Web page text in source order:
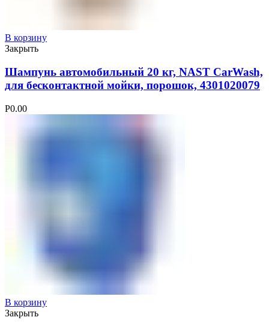
В корзину
Закрыть
Шампунь автомобильный 20 кг, NAST CarWash,
для бесконтактной мойки, порошок, 4301020079
Р0.00
В корзину
Закрыть